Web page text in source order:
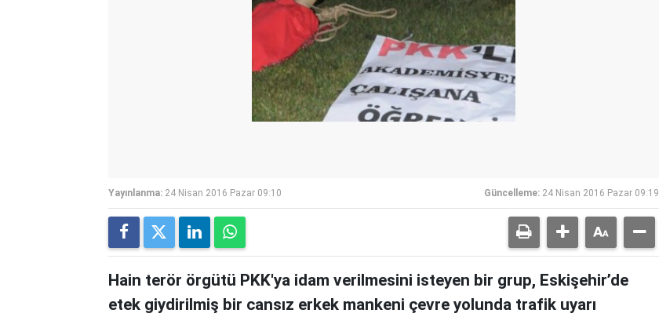
Yayınlanma: 24 Nisan 2016 Pazar 09:10 Güncelleme: 24 Nisan 2016 Pazar 09:19
Hain terör örgütü PKK'ya idam verilmesini isteyen bir grup, Eskişehir’de
etek giydirilmiş bir cansız erkek mankeni çevre yolunda trafik uyarı